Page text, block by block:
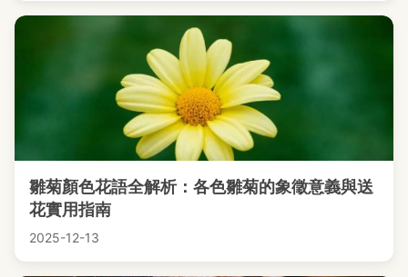
雛菊顏色花語全解析：各色雛菊的象徵意義與送
花實用指南
2025-12-13